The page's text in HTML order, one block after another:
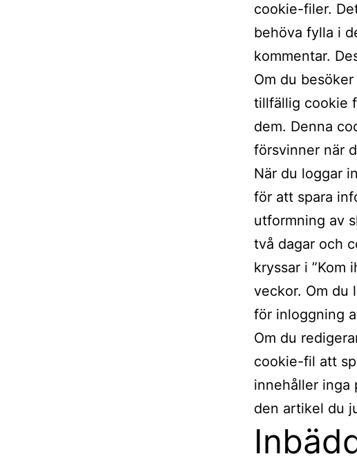
cookie-filer.
behöva fylla i
kommentar.
Om du
tillfällig cookie
dem. Denna
försvinner när
När du loggar
för att spara
utformning av
två dagar och
kryssar i ”Kom
veckor. Om du
för inloggning
Om du
cookie-fil att
innehåller inga
den artikel du